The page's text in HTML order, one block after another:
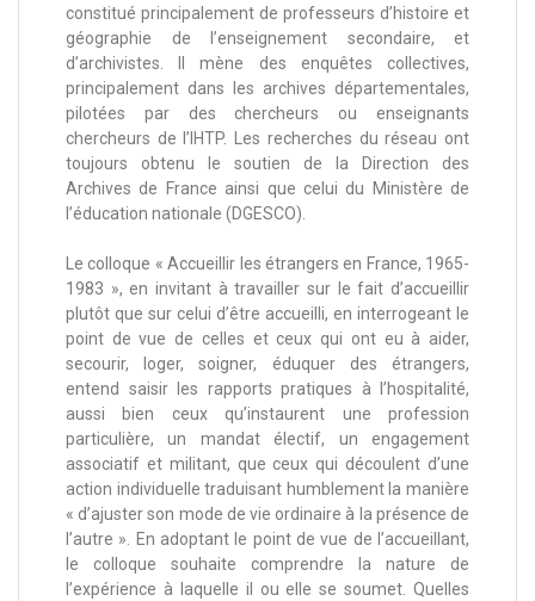
constitué principalement de professeurs d’histoire et
géographie de l’enseignement secondaire, et
d’archivistes. Il mène des enquêtes collectives,
principalement dans les archives départementales,
pilotées par des chercheurs ou enseignants
chercheurs de l’IHTP. Les recherches du réseau ont
toujours obtenu le soutien de la Direction des
Archives de France ainsi que celui du Ministère de
l’éducation nationale (DGESCO).
Le colloque « Accueillir les étrangers en France, 1965-
1983 », en invitant à travailler sur le fait d’accueillir
plutôt que sur celui d’être accueilli, en interrogeant le
point de vue de celles et ceux qui ont eu à aider,
secourir, loger, soigner, éduquer des étrangers,
entend saisir les rapports pratiques à l’hospitalité,
aussi bien ceux qu’instaurent une profession
particulière, un mandat électif, un engagement
associatif et militant, que ceux qui découlent d’une
action individuelle traduisant humblement la manière
« d’ajuster son mode de vie ordinaire à la présence de
l’autre ». En adoptant le point de vue de l’accueillant,
le colloque souhaite comprendre la nature de
l’expérience à laquelle il ou elle se soumet. Quelles